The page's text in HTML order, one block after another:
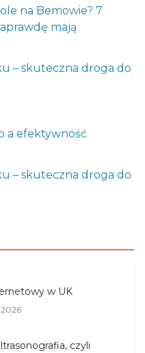
na Bemowie? 7
mają
– skuteczna droga do
a efektywność
– skuteczna droga do
w UK
czyli